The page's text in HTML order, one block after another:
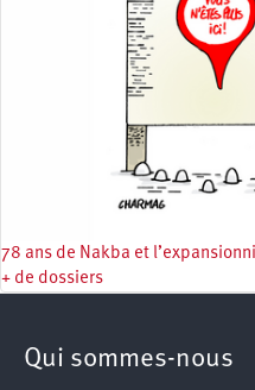
78 ans de Nakba et
+ de dossiers
Qui sommes-nous